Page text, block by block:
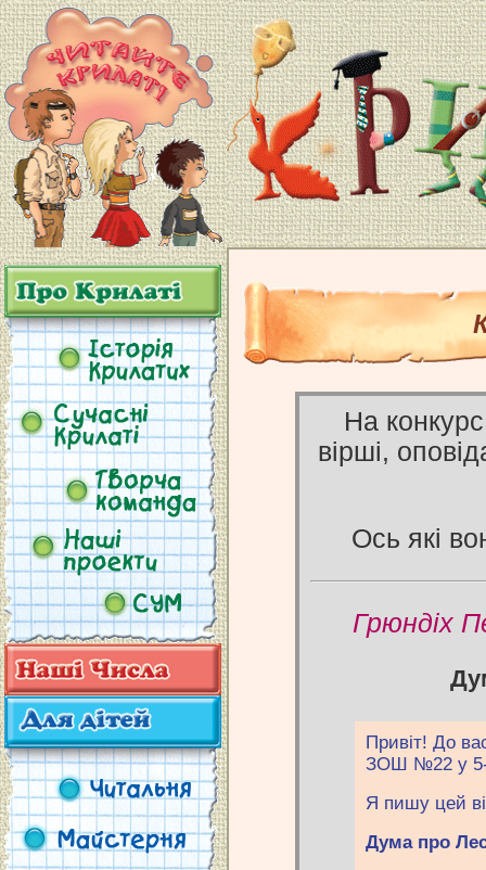
На
вірші,
Ось які
Грюндіх
Привіт! До
ЗОШ №22 у 5-В
Я пишу цей
Дума про